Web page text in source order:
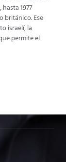
1977
británico. Ese
israelí, la
permite el